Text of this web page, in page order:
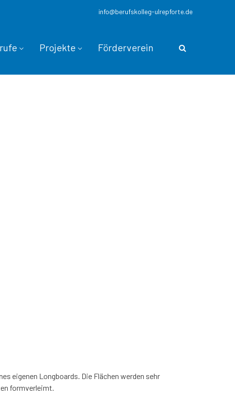
info@berufskolleg-ulrepforte.de
Projekte Förderverein
eigenen Longboards. Die Flächen werden sehr
formverleimt.